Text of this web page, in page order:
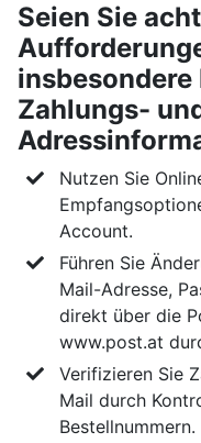
Seien Sie
Zahlungs-
Nutzen Sie
Account.
Führen Sie
Mail-Adresse,
direkt über die
www.post.at
Verifizieren Sie
Mail durch
Bestellnummern.